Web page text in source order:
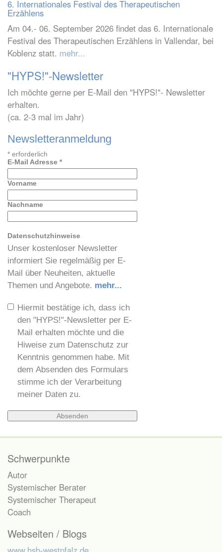
6. Internationales Festival des Therapeutischen
Erzählens
Am 04.- 06. September 2026 findet das 6. Internationale
Festival des Therapeutischen Erzählens in Vallendar, bei
Koblenz statt. mehr...
"HYPS!"-Newsletter
Ich möchte gerne per E-Mail den "HYPS!"- Newsletter
erhalten.
(ca. 2-3 mal im Jahr)
Newsletteranmeldung
* erforderlich
E-Mail Adresse *
Vorname
Nachname
Datenschutzhinweise
Unser kostenloser Newsletter
informiert Sie regelmäßig per E-
Mail über Neuheiten, aktuelle
Themen und Angebote. mehr...
Hiermit bestätige ich, dass ich
den "HYPS!"-Newsletter per E-
Mail erhalten möchte und die
Hiweise zum Datenschutz zur
Kenntnis genommen habe. Mit
dem Absenden des Formulars
stimme ich der Verarbeitung
meiner Daten zu.
Schwerpunkte
Autor
Systemischer Berater
Systemischer Therapeut
Coach
Webseiten / Blogs